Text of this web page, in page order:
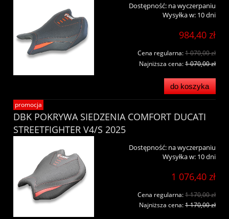
Dostępność: na wyczerpaniu
Wysyłka w: 10 dni
984,40 zł
Cena regularna:1 070,00 zł
Najniższa cena:1 070,00 zł
do koszyka
DBK POKRYWA SIEDZENIA COMFORT DUCATI
STREETFIGHTER V4/S 2025
Dostępność: na wyczerpaniu
Wysyłka w: 10 dni
1 076,40 zł
Cena regularna:1 170,00 zł
Najniższa cena:1 170,00 zł
promocja